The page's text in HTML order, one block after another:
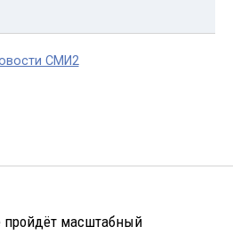
СМИ2
пройдёт масштабный